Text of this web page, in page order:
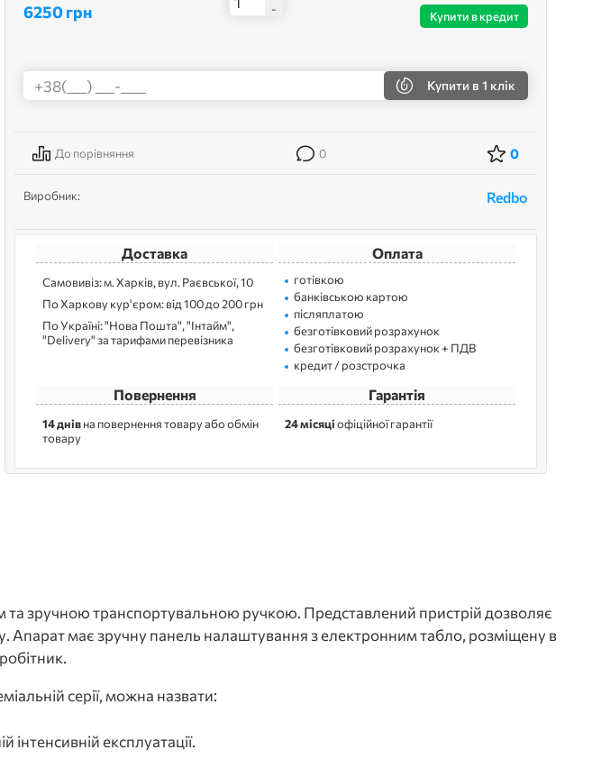
6250 грн
-
Купити в кредит
Купити в 1 клік
До порівняння 0 0
Виробник: Redbo
Доставка
Самовивіз: м. Харків, вул. Раєвської, 10
По Харкову кур'єром: від 100 до 200 грн
По Україні: "Нова Пошта", "Інтайм",
"Delivery" за тарифами перевізника
Оплата
готівкою
банківською картою
післяплатою
безготівковий розрахунок
безготівковий розрахунок + ПДВ
кредит / розстрочка
Повернення
14 днівна повернення товару або обмін
товару
Гарантія
24 місяціофіційної гарантії
зручною транспортувальною ручкою. Представлений пристрій дозволяє
Апарат має зручну панель налаштування з електронним табло, розміщену в
серії, можна назвати:
експлуатації.